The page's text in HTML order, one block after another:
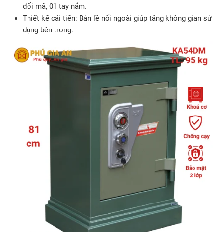
đổi mã, 01 tay nắm.
Thiết kế cải tiến: Bản lề nổi ngoài giúp tăng không gian sử
dụng bên trong.